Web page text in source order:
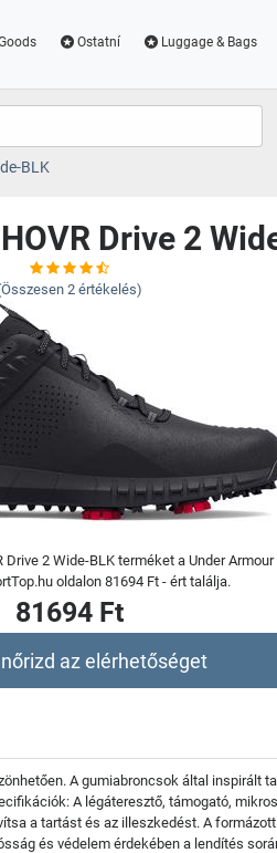
Ostatní Luggage & Bags
BLK
Drive 2
2 értékelés)
Drive 2 Wide-BLK terméket a Under Armour
oldalon 81694 Ft - ért találja.
81694 Ft
az elérhetőséget
A gumiabroncsok által inspirált
A légáteresztő, támogató,
a tartást és az illeszkedést. A
és védelem érdekében a lendítés